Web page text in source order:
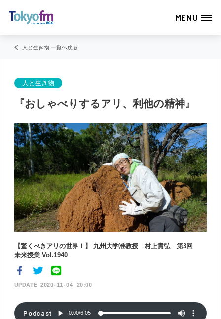
MENU
人と生き物 一覧へ戻る
人と生き物
『おしゃべりするアリ、利他の精神』
【驚くべきアリの世界！】 九州大学准教授 村上貴弘 第3回
未来授業 Vol.1940
2020 11 04 20:00
Podcast 0:00/6:05